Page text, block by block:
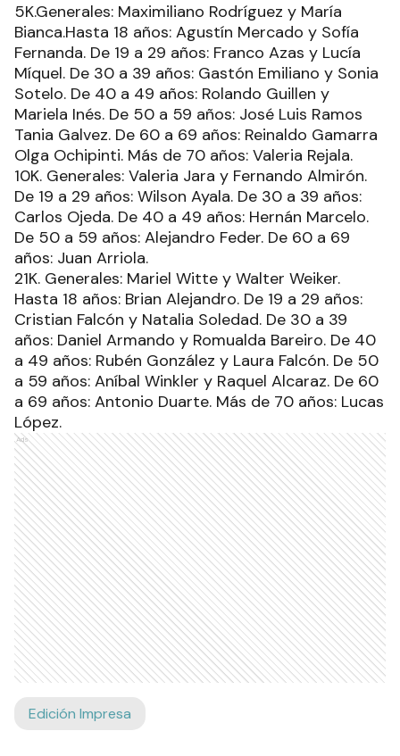
5K.Generales: Maximiliano Rodríguez y María
Bianca.Hasta 18 años: Agustín Mercado y Sofía
Fernanda. De 19 a 29 años: Franco Azas y Lucía
Míquel. De 30 a 39 años: Gastón Emiliano y Sonia
Sotelo. De 40 a 49 años: Rolando Guillen y
Mariela Inés. De 50 a 59 años: José Luis Ramos
Tania Galvez. De 60 a 69 años: Reinaldo Gamarra
Olga Ochipinti. Más de 70 años: Valeria Rejala.
10K. Generales: Valeria Jara y Fernando Almirón.
De 19 a 29 años: Wilson Ayala. De 30 a 39 años:
Carlos Ojeda. De 40 a 49 años: Hernán Marcelo.
De 50 a 59 años: Alejandro Feder. De 60 a 69
años: Juan Arriola.
21K. Generales: Mariel Witte y Walter Weiker.
Hasta 18 años: Brian Alejandro. De 19 a 29 años:
Cristian Falcón y Natalia Soledad. De 30 a 39
años: Daniel Armando y Romualda Bareiro. De 40
a 49 años: Rubén González y Laura Falcón. De 50
a 59 años: Aníbal Winkler y Raquel Alcaraz. De 60
a 69 años: Antonio Duarte. Más de 70 años: Lucas
López.
Ads
Edición Impresa